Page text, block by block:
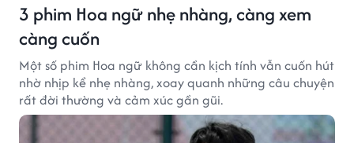
3 phim Hoa ngữ nhẹ nhàng, càng xem
càng cuốn
Một số phim Hoa ngữ không cần kịch tính vẫn cuốn hút
nhờ nhịp kể nhẹ nhàng, xoay quanh những câu chuyện
rất đời thường và cảm xúc gần gũi.